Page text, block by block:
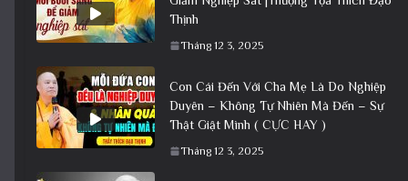
Thịnh
Tháng 12 3, 2025
Con Cái Đến Với Cha Mẹ Là Do Nghiệp
Duyên – Không Tự Nhiên Mà Đến – Sự
Thật Giật Mình ( CỰC HAY )
Tháng 12 3, 2025